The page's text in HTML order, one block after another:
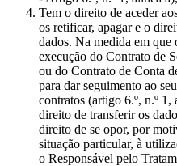
Tem o direito de aceder
os retificar, apagar e o
dados. Na medida em que
execução do Contrato de
ou do Contrato de Conta
para dar seguimento ao
contratos (artigo 6.º, n.º
direito de transferir os
direito de se opor, por
situação particular, à
o Responsável pelo